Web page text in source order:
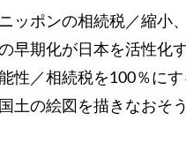
ッポンの相続税／縮小
早期化が日本を活性化
性／相続税を100％に
土の絵図を描きなおそう